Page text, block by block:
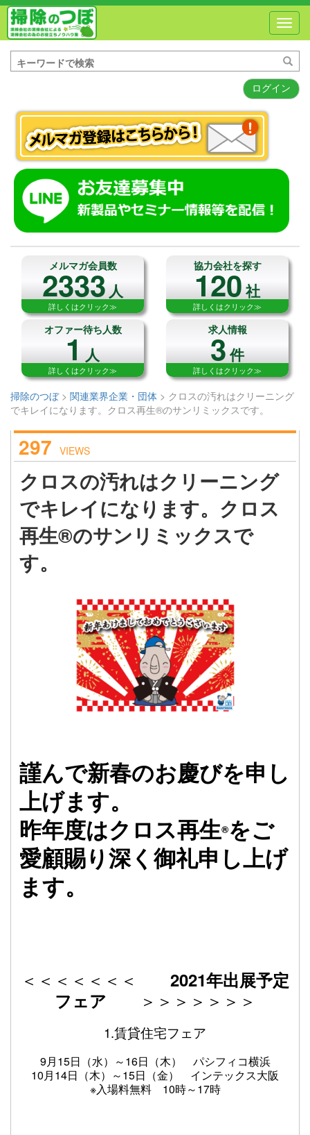
ログイン
メルマガ会員数
2333人
詳しくはクリック≫
協力会社を探す
120社
詳しくはクリック≫
オファー待ち人数
1人
詳しくはクリック≫
求人情報
3件
詳しくはクリック≫
掃除のつぼ> 関連業界企業・団体 > クロスの汚れはクリーニング
でキレイになります。クロス再生®のサンリミックスです。
297 VIEWS
クロスの汚れはクリーニング
でキレイになります。クロス
再生®のサンリミックスで
す。
謹んで新春のお慶びを申し
上げます。
昨年度はクロス再生®をご
愛顧賜り深く御礼申し上げ
ます。
＜＜＜＜＜＜＜ 2021年出展予定
フェア ＞＞＞＞＞＞＞
1.賃貸住宅フェア
9月15日（水）～16日（木） パシフィコ横浜
10月14日（木）～15日（金） インテックス大阪
※入場料無料 10時～17時